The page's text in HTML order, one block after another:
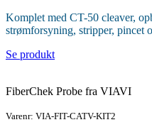
Komplet med CT-50 cleaver,
strømforsyning, stripper, pincet
Se produkt
FiberChek Probe fra VIAVI
Varenr: VIA-FIT-CATV-KIT2